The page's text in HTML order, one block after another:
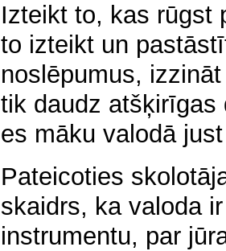
Izteikt to, kas rūgst
to izteikt un
noslēpumus,
tik daudz
es māku valodā
Pateicoties
skaidrs, ka valoda
instrumentu, par